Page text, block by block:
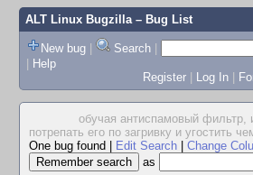
ALT Linux Bugzilla– Bug List
New bug | Search |
| Help
Register | Log In |
обучая антиспамовый
потрепать его по загривку и угостить
One bug found
Edit Search Change
as